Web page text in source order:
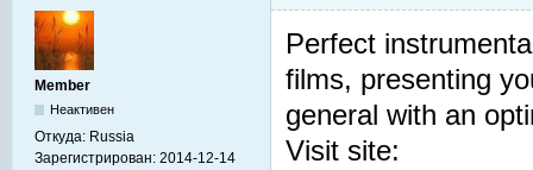
Member
Неактивен
Откуда: Russia
Зарегистрирован: 2014-12-14
Perfect
films, presenting
general with an
Visit site: